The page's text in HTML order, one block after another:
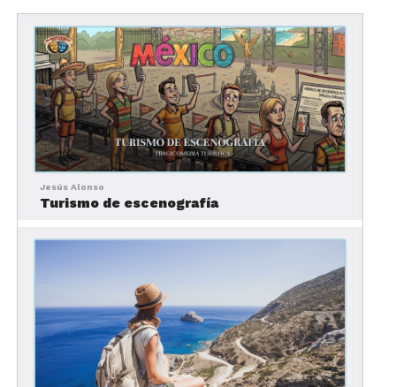
Esta ciudad es el perfecto para sentirse como
protagonista de una película; gracias a que cada
escena de acción, de romance, de aventura, incluso
de fantasía y ciencia ficción.
La lista de películas que tienen a la ciudad de
Nueva York es amplia, por mencionar algunas está
Jesús Alonso
Turismo de escenografía